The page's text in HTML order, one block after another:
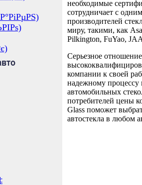
необходимые
сотрудничает с
производителей
миру, такими, как
Pilkington, FuYao,
Серьезное отношение
компании к своей
надежному процессу
автомобильных
потребителей цены
Glass поможет
автостекла в любом